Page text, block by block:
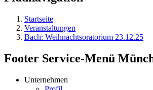
Startseite
Veranstaltungen
Bach: Weihnachtsoratorium 23.12.25
Footer Service-Menü
Unternehmen